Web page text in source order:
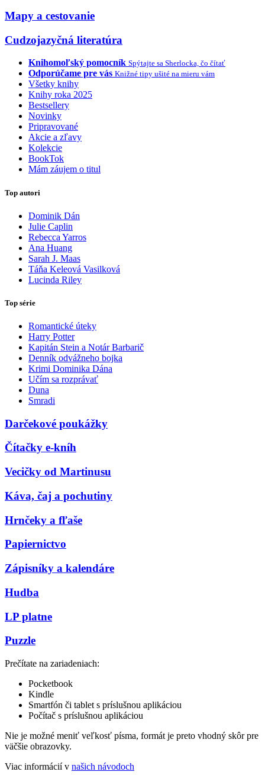
Mapy a cestovanie
Cudzojazyčná literatúra
Knihomoľský pomocník Spýtajte sa Sherlocka, čo čítať
Odporúčame pre vás Knižné tipy ušité na mieru vám
Všetky knihy
Knihy roka 2025
Bestsellery
Novinky
Pripravované
Akcie a zľavy
Kolekcie
BookTok
Mám záujem o titul
Top autori
Dominik Dán
Julie Caplin
Rebecca Yarros
Ana Huang
Sarah J. Maas
Táňa Keleová Vasilková
Lucinda Riley
Top série
Romantické úteky
Harry Potter
Kapitán Stein a Notár Barbarič
Denník odvážneho bojka
Krimi Dominika Dána
Učím sa rozprávať
Duna
Smradi
Darčekové poukážky
Čítačky e-kníh
Vecičky od Martinusu
Káva, čaj a pochutiny
Hrnčeky a fľaše
Papiernictvo
Zápisníky a kalendáre
Hudba
LP platne
Puzzle
Prečítate na zariadeniach:
Pocketbook
Kindle
Smartfón či tablet s príslušnou aplikáciou
Počítač s príslušnou aplikáciou
Nie je možné meniť veľkosť písma, formát je preto vhodný skôr pre
väčšie obrazovky.
Viac informácií v našich návodoch